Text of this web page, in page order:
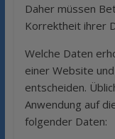
Daher müssen
Korrektheit ihrer
Welche Daten
einer Website
entscheiden.
Anwendung auf
folgender Daten: